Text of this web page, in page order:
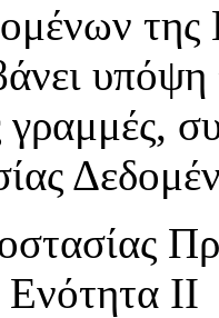
υπόψη
γραμμές,
Ενότητα